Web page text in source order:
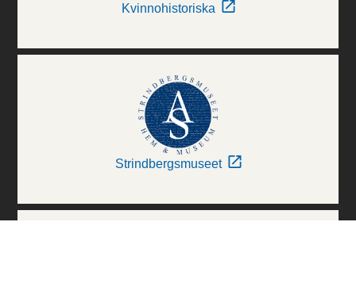
Kvinnohistoriska
Strindbergsmuseet